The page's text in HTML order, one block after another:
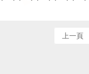
上一頁